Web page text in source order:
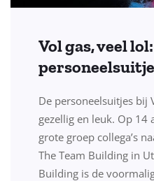
Vol gas, veel
personeelsuitje
De personeelsuitjes bij
gezellig en leuk. Op 14
grote groep collega’s
The Team Building in
Building is de